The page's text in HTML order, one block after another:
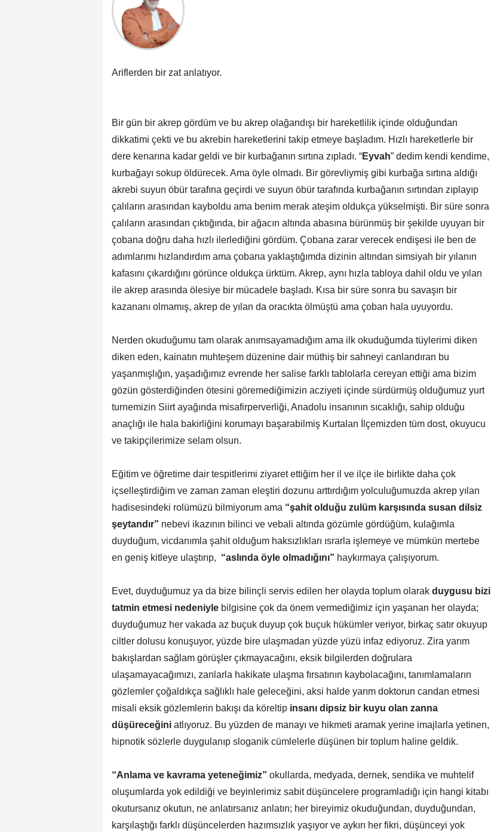
Ariflerden bir zat anlatıyor.
Bir gün bir akrep gördüm ve bu akrep olağandışı bir hareketlilik içinde olduğundan
dikkatimi çekti ve bu akrebin hareketlerini takip etmeye başladım. Hızlı hareketlerle bir
dere kenarına kadar geldi ve bir kurbağanın sırtına zıpladı. “Eyvah” dedim kendi kendime,
kurbağayı sokup öldürecek. Ama öyle olmadı. Bir görevliymiş gibi kurbağa sırtına aldığı
akrebi suyun öbür tarafına geçirdi ve suyun öbür tarafında kurbağanın sırtından zıplayıp
çalıların arasından kayboldu ama benim merak ateşim oldukça yükselmişti. Bir süre sonra
çalıların arasından çıktığında, bir ağacın altında abasına bürünmüş bir şekilde uyuyan bir
çobana doğru daha hızlı ilerlediğini gördüm. Çobana zarar verecek endişesi ile ben de
adımlarımı hızlandırdım ama çobana yaklaştığımda dizinin altından simsiyah bir yılanın
kafasını çıkardığını görünce oldukça ürktüm. Akrep, aynı hızla tabloya dahil oldu ve yılan
ile akrep arasında ölesiye bir mücadele başladı. Kısa bir süre sonra bu savaşın bir
kazananı olmamış, akrep de yılan da oracıkta ölmüştü ama çoban hala uyuyordu.
Nerden okuduğumu tam olarak anımsayamadığım ama ilk okuduğumda tüylerimi diken
diken eden, kainatın muhteşem düzenine dair müthiş bir sahneyi canlandıran bu
yaşanmışlığın, yaşadığımız evrende her salise farklı tablolarla cereyan ettiği ama bizim
gözün gösterdiğinden ötesini göremediğimizin acziyeti içinde sürdürmüş olduğumuz yurt
turnemizin Siirt ayağında misafirperverliği, Anadolu insanının sıcaklığı, sahip olduğu
anaçlığı ile hala bakirliğini korumayı başarabilmiş Kurtalan İlçemizden tüm dost, okuyucu
ve takipçilerimize selam olsun.
Eğitim ve öğretime dair tespitlerimi ziyaret ettiğim her il ve ilçe ile birlikte daha çok
içselleştirdiğim ve zaman zaman eleştiri dozunu arttırdığım yolculuğumuzda akrep yılan
hadisesindeki rolümüzü bilmiyorum ama “şahit olduğu zulüm karşısında susan dilsiz
şeytandır” nebevi ikazının bilinci ve vebali altında gözümle gördüğüm, kulağımla
duyduğum, vicdanımla şahit olduğum haksızlıkları ısrarla işlemeye ve mümkün mertebe
en geniş kitleye ulaştırıp, “aslında öyle olmadığını” haykırmaya çalışıyorum.
Evet, duyduğumuz ya da bize bilinçli servis edilen her olayda toplum olarak duygusu bizi
tatmin etmesi nedeniyle bilgisine çok da önem vermediğimiz için yaşanan her olayda;
duyduğumuz her vakada az buçuk duyup çok buçuk hükümler veriyor, birkaç satır okuyup
ciltler dolusu konuşuyor, yüzde bire ulaşmadan yüzde yüzü infaz ediyoruz. Zira yarım
bakışlardan sağlam görüşler çıkmayacağını, eksik bilgilerden doğrulara
ulaşamayacağımızı, zanlarla hakikate ulaşma fırsatının kaybolacağını, tanımlamaların
gözlemler çoğaldıkça sağlıklı hale geleceğini, aksi halde yarım doktorun candan etmesi
misali eksik gözlemlerin bakışı da köreltip insanı dipsiz bir kuyu olan zanna
düşüreceğini atlıyoruz. Bu yüzden de manayı ve hikmeti aramak yerine imajlarla yetinen,
hipnotik sözlerle duygulanıp sloganik cümlelerle düşünen bir toplum haline geldik.
“Anlama ve kavrama yeteneğimiz” okullarda, medyada, dernek, sendika ve muhtelif
oluşumlarda yok edildiği ve beyinlerimiz sabit düşüncelere programladığı için hangi kitabı
okutursanız okutun, ne anlatırsanız anlatın; her bireyimiz okuduğundan, duyduğundan,
karşılaştığı farklı düşüncelerden hazımsızlık yaşıyor ve aykırı her fikri, düşünceyi yok
Prof. Dr. Kamil
Giden Yol
Prof. Dr. Ahmet İNAM